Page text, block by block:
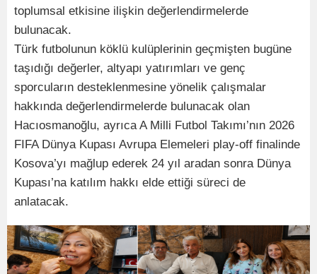
toplumsal etkisine ilişkin değerlendirmelerde
bulunacak.
Türk futbolunun köklü kulüplerinin geçmişten bugüne
taşıdığı değerler, altyapı yatırımları ve genç
sporcuların desteklenmesine yönelik çalışmalar
hakkında değerlendirmelerde bulunacak olan
Hacıosmanoğlu, ayrıca A Milli Futbol Takımı’nın 2026
FIFA Dünya Kupası Avrupa Elemeleri play-off finalinde
Kosova’yı mağlup ederek 24 yıl aradan sonra Dünya
Kupası’na katılım hakkı elde ettiği süreci de
anlatacak.